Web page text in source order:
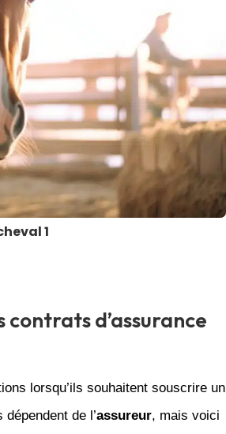
1
d’assurance
lorsqu’ils souhaitent souscrire un
de l’assureur, mais voici